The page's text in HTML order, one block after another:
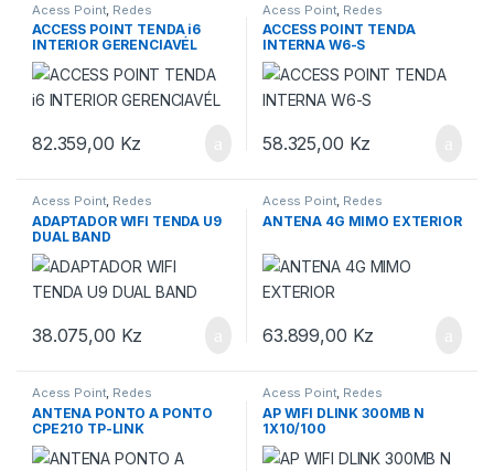
Acess Point, Redes
ACCESS POINT TENDA i6
INTERIOR GERENCIAVÉL
82.359,00 Kz
Acess Point, Redes
ACCESS POINT TENDA
INTERNA W6-S
58.325,00 Kz
Acess Point, Redes
ADAPTADOR WIFI TENDA U9
DUAL BAND
38.075,00 Kz
Acess Point, Redes
ANTENA 4G MIMO EXTERIOR
63.899,00 Kz
Acess Point, Redes
ANTENA PONTO A PONTO
CPE210 TP-LINK
Acess Point, Redes
AP WIFI DLINK 300MB N
1X10/100